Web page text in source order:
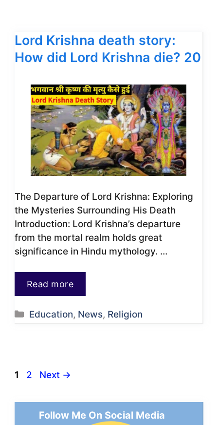
Lord Krishna death story:
How did Lord Krishna die? 20
The Departure of Lord Krishna: Exploring
the Mysteries Surrounding His Death
Introduction: Lord Krishna’s departure
from the mortal realm holds great
significance in Hindu mythology. …
Read more
Categories
Education, News, Religion
Page
1 Page
2 Next →
Follow Me On Social Media